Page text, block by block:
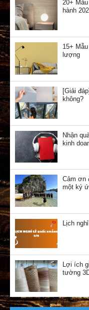
20+
hành
15+
lượng
[Giải
không?
Nhận
kinh
Cảm ơn
một ký
Lịch
Lợi ích
tường